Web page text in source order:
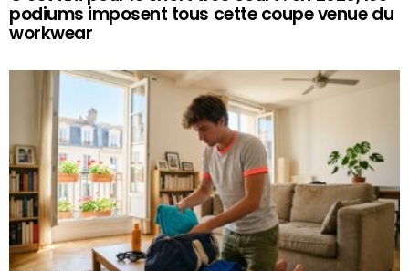
podiums imposent tous cette coupe venue du
workwear